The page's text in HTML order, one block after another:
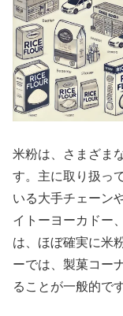
米粉は、さまざま
す。主に取り扱っ
いる大手チェーン
イトーヨーカドー
は、ほぼ確実に米
ーでは、製菓コー
ることが一般的です